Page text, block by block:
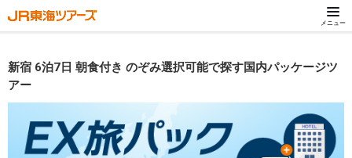
メニュー
新宿 6泊7日 朝食付き のぞみ選択可能で探す国内パッケージツ
アー